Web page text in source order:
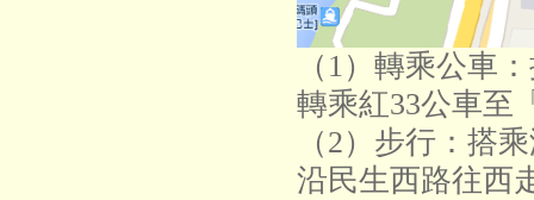
（1）轉乘公車
轉乘紅33公車至
（2）步行：搭
沿民生西路往西